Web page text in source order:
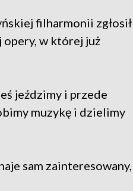
filharmonii zgłosił
opery, w której już
jeździmy i przede
muzykę i dzielimy
sam zainteresowany,